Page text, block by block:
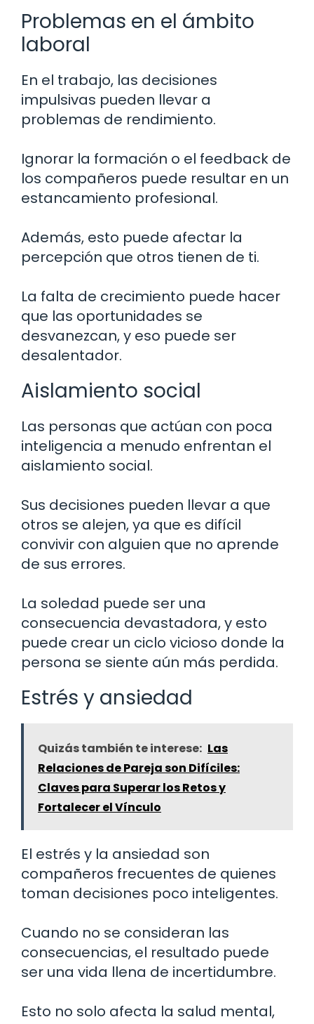
Problemas en el ámbito
laboral
En el trabajo, las decisiones
impulsivas pueden llevar a
problemas de rendimiento.
Ignorar la formación o el feedback de
los compañeros puede resultar en un
estancamiento profesional.
Además, esto puede afectar la
percepción que otros tienen de ti.
La falta de crecimiento puede hacer
que las oportunidades se
desvanezcan, y eso puede ser
desalentador.
Aislamiento social
Las personas que actúan con poca
inteligencia a menudo enfrentan el
aislamiento social.
Sus decisiones pueden llevar a que
otros se alejen, ya que es difícil
convivir con alguien que no aprende
de sus errores.
La soledad puede ser una
consecuencia devastadora, y esto
puede crear un ciclo vicioso donde la
persona se siente aún más perdida.
Estrés y ansiedad
Quizás también te interese: Las
Relaciones de Pareja son Difíciles:
Claves para Superar los Retos y
Fortalecer el Vínculo
El estrés y la ansiedad son
compañeros frecuentes de quienes
toman decisiones poco inteligentes.
Cuando no se consideran las
consecuencias, el resultado puede
ser una vida llena de incertidumbre.
Esto no solo afecta la salud mental,